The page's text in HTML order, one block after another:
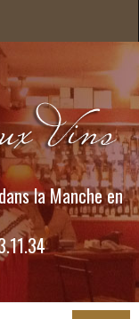
la Manche en